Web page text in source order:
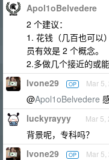
Apol1oBelvedere
2 个建议：
1. 花钱（几百也可以
员有效是 2 个概念。
2.多做几个接近的或
Ivone29 OP Mar 5,
@Apol1oBelvedere
luckyrayyy Mar 5,
背景呢，专科吗？
Ivone29 OP Mar 5,